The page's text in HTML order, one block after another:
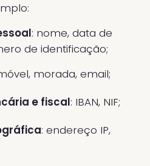
: nome, data de
de identificação;
morada, email;
e fiscal: IBAN, NIF;
: endereço IP,